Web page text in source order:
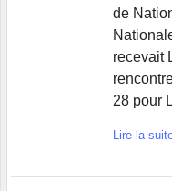
de
recevait
28 pour
Lire la